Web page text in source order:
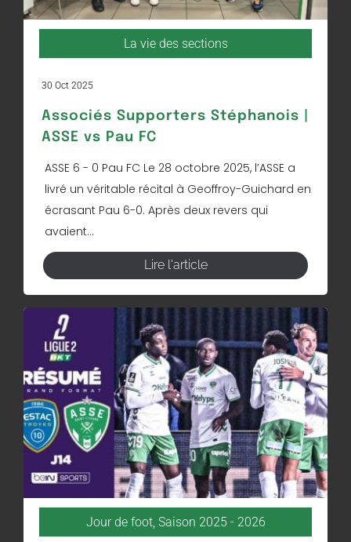
La vie des sections
30 Oct 2025
Associés Supporters Stéphanois |
ASSE vs Pau FC
ASSE 6 - 0 Pau FC Le 28 octobre 2025, l’ASSE a
livré un véritable récital à Geoffroy-Guichard en
écrasant Pau 6-0. Après deux revers qui
avaient...
Lire l'article
Jour de foot, Saison 2025 - 2026